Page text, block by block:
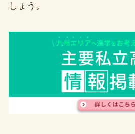
しょう。